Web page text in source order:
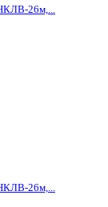
26м,...
26м,...